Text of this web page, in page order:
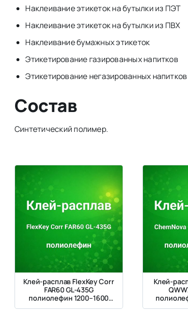
Наклеивание этикеток на бутылки из ПЭТ
Наклеивание этикеток на бутылки из ПВХ
Наклеивание бумажных этикеток
Этикетирование газированных напитков
Этикетирование негазированных напитков
Состав
Синтетический полимер.
Клей-расплав FlexKey Corr
FAR60 GL-435G
полиолефин 1200–1600
мПа·с
Клей-
1600